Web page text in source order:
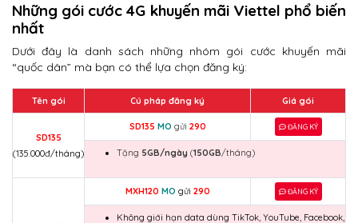
Những gói cước 4G khuyến mãi Viettel phổ biến
nhất
Dưới đây là danh sách những nhóm gói cước khuyến mãi
“quốc dân” mà bạn có thể lựa chọn đăng ký:
Tên gói Cú pháp đăng ký Giá gói
SD135
(135.000đ/tháng)
SD135 MO gửi 290 ĐĂNG KÝ
Tặng 5GB/ngày (150GB/tháng)
MXH120 MO gửi 290 ĐĂNG KÝ
Không giới hạn data dùng TikTok, YouTube, Facebook,